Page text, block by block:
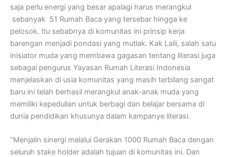
saja perlu energi yang besar apalagi harus merangkul
sebanyak 51 Rumah Baca yang tersebar hingga ke
pelosok. Itu sebabnya di komunitas ini prinsip kerja
barengan menjadi pondasi yang mutlak. Kak Laili, salah satu
inisiator muda yang membawa gagasan tentang literasi juga
sebagai pengurus Yayasan Rumah Literasi Indonesia
menjelaskan di usia komunitas yang masih terbilang sangat
baru ini telah berhasil merangkul anak-anak muda yang
memiliki kepedulian untuk berbagi dan belajar bersama di
dunia pendidikan khusunya dalam kampanye literasi.
‘’Menjalin sinergi melalui Gerakan 1000 Rumah Baca dengan
seluruh stake holder adalah tujuan di komunitas ini. Dan